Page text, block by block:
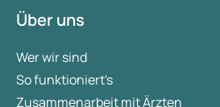
Über uns
Wer wir sind
So funktioniert's
Zusammenarbeit mit Ärzten